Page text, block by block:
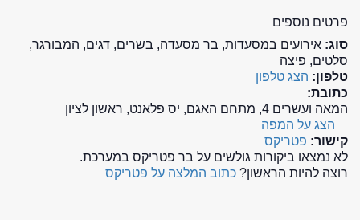
פרטים נוספים
סוג: אירועים במסעדות, בר מסעדה, בשרים, דגים, המבורגר,
סלטים, פיצה
טלפון: הצג טלפון
כתובת:
המאה ועשרים 4, מתחם האגם, יס פלאנט, ראשון לציון
הצג על המפה
קישור: פטריקס
לא נמצאו ביקורות גולשים על בר פטריקס במערכת.
רוצה להיות הראשון? כתוב המלצה על פטריקס